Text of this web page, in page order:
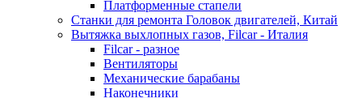
Платформенные стапели
Станки для ремонта Головок двигателей, Китай
Вытяжка выхлопных газов, Filcar - Италия
Filcar - разное
Вентиляторы
Механические барабаны
Наконечники